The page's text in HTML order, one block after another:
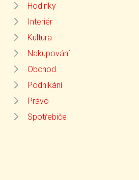
Hodinky
Interiér
Kultura
Nakupování
Obchod
Podnikání
Právo
Spotřebiče